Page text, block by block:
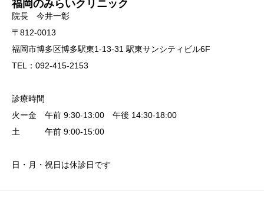
院長 今井一彰
〒812-0013
福岡市博多区博多駅東1-13-31 駅東サンシティビル6F
TEL：092-415-2153
診療時間
火ー金 午前 9:30-13:00 午後 14:30-18:00
土 午前 9:00-15:00
日・月・祝日は休診日です